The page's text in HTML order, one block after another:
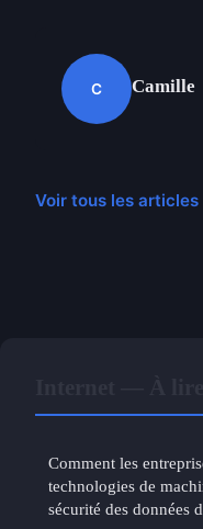
C Camille
Voir tous les
Comment les
technologies de
sécurité des données